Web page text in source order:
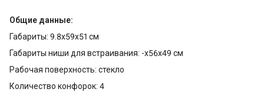
Общие данные:
Габариты: 9.8х59х51 см
Габариты ниши для встраивания: -х56x49 см
Рабочая поверхность: стекло
Количество конфорок: 4